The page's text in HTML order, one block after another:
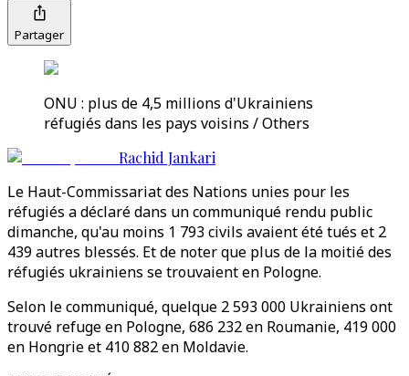
Partager
ONU : plus de 4,5 millions d'Ukrainiens
réfugiés dans les pays voisins / Others
Rachid Jankari
Le Haut-Commissariat des Nations unies pour les
réfugiés a déclaré dans un communiqué rendu public
dimanche, qu'au moins 1 793 civils avaient été tués et 2
439 autres blessés. Et de noter que plus de la moitié des
réfugiés ukrainiens se trouvaient en Pologne.
Selon le communiqué, quelque 2 593 000 Ukrainiens ont
trouvé refuge en Pologne, 686 232 en Roumanie, 419 000
en Hongrie et 410 882 en Moldavie.